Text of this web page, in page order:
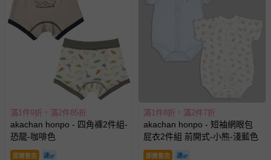
滿1件9折，滿2件85折
akachan honpo - 四角褲2件組-
恐龍-咖啡色
即將售完
滿1件8折，滿2件7折
akachan honpo - 短袖網眼包
屁衣2件組 前開式-小熊-淺藍色
即將售完